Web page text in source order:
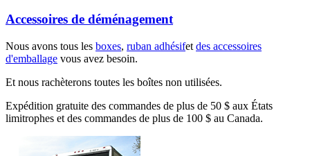
Accessoires de déménagement
Nous avons tous les boxes, ruban adhésifet des accessoires
d'emballage vous avez besoin.
Et nous rachèterons toutes les boîtes non utilisées.
Expédition gratuite des commandes de plus de 50 $ aux États
limitrophes et des commandes de plus de 100 $ au Canada.